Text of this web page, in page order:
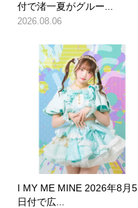
付で渚一夏がグルー...
2026.08.06
I MY ME MINE 2026年8月5
日付で広...